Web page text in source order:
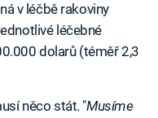
v léčbě rakoviny
léčebné
dolarů (téměř 2,3
něco stát. "Musíme